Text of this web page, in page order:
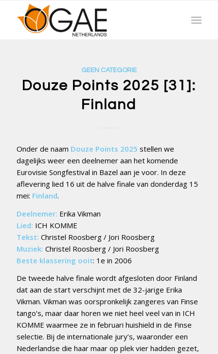
GEEN CATEGORIE
Douze Points 2025 [31]:
Finland
Onder de naam Douze Points 2025 stellen we
dagelijks weer een deelnemer aan het komende
Eurovisie Songfestival in Bazel aan je voor. In deze
aflevering lied 16 uit de halve finale van donderdag 15
mei: Finland.
Deelnemer: Erika Vikman
Lied: ICH KOMME
Tekst: Christel Roosberg / Jori Roosberg
Muziek: Christel Roosberg / Jori Roosberg
Beste klassering ooit: 1e in 2006
De tweede halve finale wordt afgesloten door Finland
dat aan de start verschijnt met de 32-jarige Erika
Vikman. Vikman was oorspronkelijk zangeres van Finse
tango’s, maar daar horen we niet heel veel van in ICH
KOMME waarmee ze in februari huishield in de Finse
selectie. Bij de internationale jury’s, waaronder een
Nederlandse die haar maar op plek vier hadden gezet,